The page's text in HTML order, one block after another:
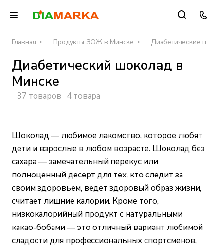
Главная Продукты ЗОЖ в Минске Диабетические
Диабетический шоколад в
Минске
37 товаров 4 товара
Шоколад — любимое лакомство, которое любят
дети и взрослые в любом возрасте. Шоколад без
сахара — замечательный перекус или
полноценный десерт для тех, кто следит за
своим здоровьем, ведет здоровый образ жизни,
считает лишние калории. Кроме того,
низкокалорийный продукт с натуральными
какао-бобами — это отличный вариант любимой
сладости для профессиональных спортсменов,